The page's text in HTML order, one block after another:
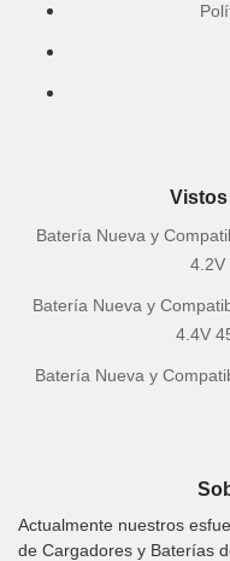
Batería Nueva y
4.2V
Batería Nueva y
4.4V
Batería Nueva y
Actualmente nuestros
de Cargadores y Baterías